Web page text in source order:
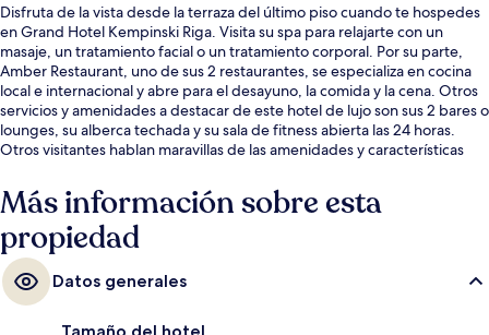
Disfruta de la vista desde la terraza del último piso cuando te hospedes
en Grand Hotel Kempinski Riga. Visita su spa para relajarte con un
masaje, un tratamiento facial o un tratamiento corporal. Por su parte,
Amber Restaurant, uno de sus 2 restaurantes, se especializa en cocina
local e internacional y abre para el desayuno, la comida y la cena. Otros
servicios y amenidades a destacar de este hotel de lujo son sus 2 bares o
lounges, su alberca techada y su sala de fitness abierta las 24 horas.
Otros visitantes hablan maravillas de las amenidades y características
Más información sobre esta
propiedad
Datos generales